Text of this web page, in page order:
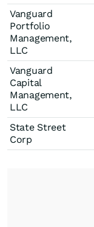
Vanguard
Portfolio
Management,
LLC
Vanguard
Capital
Management,
LLC
State Street
Corp